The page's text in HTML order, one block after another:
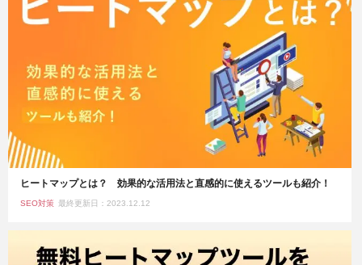
ヒートマップとは？ 効果的な活用法と直感的に使えるツールも紹介！
SEO対策 最終更新日：2023.12.12